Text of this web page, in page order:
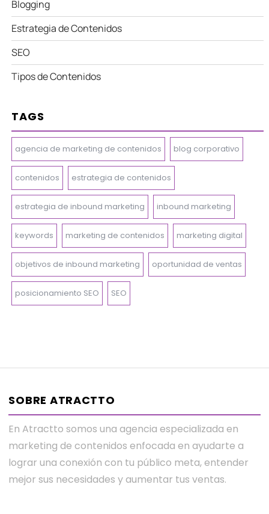
Blogging
Estrategia de Contenidos
SEO
Tipos de Contenidos
TAGS
agencia de marketing de contenidos blog corporativo
contenidos estrategia de contenidos
estrategia de inbound marketing inbound marketing
keywords marketing de contenidos marketing digital
objetivos de inbound marketing oportunidad de ventas
posicionamiento SEO SEO
SOBRE ATRACTTO
En Atractto somos una agencia especializada en
marketing de contenidos enfocada en ayudarte a
lograr una conexión con tu público meta, entender
mejor sus necesidades y aumentar tus ventas.